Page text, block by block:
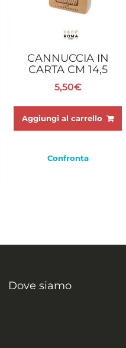
CANNUCCIA IN
CARTA CM 14,5
5,50€
Aggiungi al carrello
Confronta
Dove siamo